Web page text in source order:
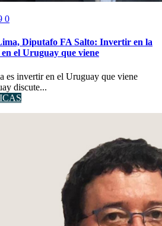
0
Diputafo FA Salto: Invertir en la
el Uruguay que viene
es invertir en el Uruguay que viene
discute...